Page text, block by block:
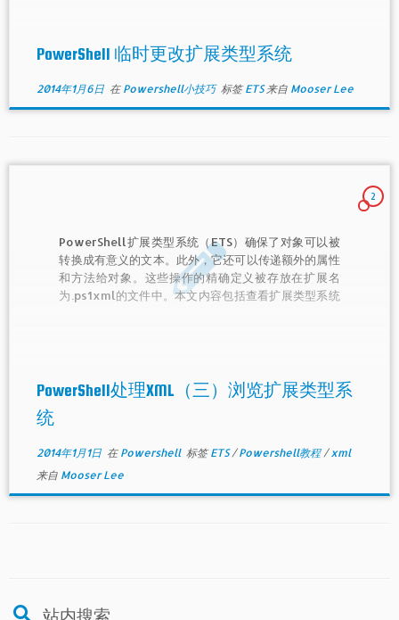
PowerShell 临时更改扩展类型系统
2014年1月6日在 Powershell小技巧 标签ETS来自 Mooser Lee
2
PowerShell扩展类型系统（ETS）确保了对象可以被
转换成有意义的文本。此外，它还可以传递额外的属性
和方法给对象。这些操作的精确定义被存放在扩展名
为.ps1xml的文件中。本文内容包括查看扩展类型系统
PowerShell处理XML（三）浏览扩展类型系
统
2014年1月1日在 Powershell 标签ETS/Powershell教程/xml
来自 Mooser Lee
站内搜索